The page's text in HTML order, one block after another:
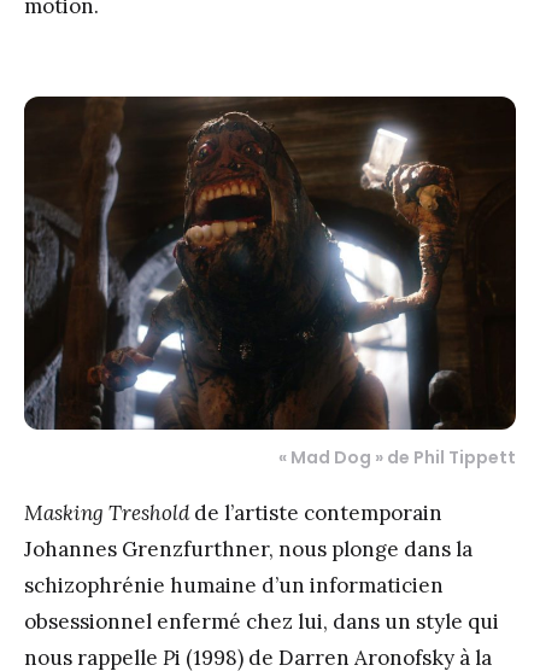
motion.
« Mad Dog » de Phil Tippett
Masking Tresholdde l’artiste contemporain
Johannes Grenzfurthner, nous plonge dans la
schizophrénie humaine d’un informaticien
obsessionnel enfermé chez lui, dans un style qui
nous rappelle Pi (1998) de Darren Aronofsky à la